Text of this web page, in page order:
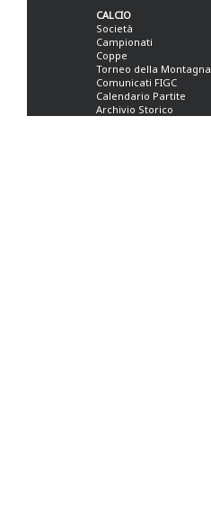
CALCIO
Società
Campionati
Coppe
Torneo della Montagna
Comunicati FIGC
Calendario Partite
Archivio Storico